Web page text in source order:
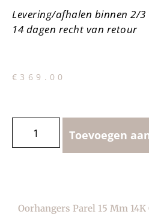
Levering/afhalen binnen 2/3
14 dagen recht van retour
€ 369.00
Toevoegen
Oorhangers Parel 15 Mm 14K